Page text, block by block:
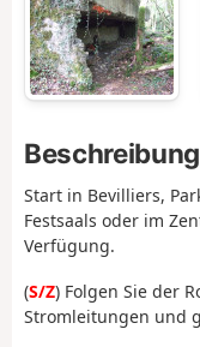
Start in Bevilliers,
Festsaals oder im
Verfügung.
(S/Z) Folgen Sie der
Stromleitungen und